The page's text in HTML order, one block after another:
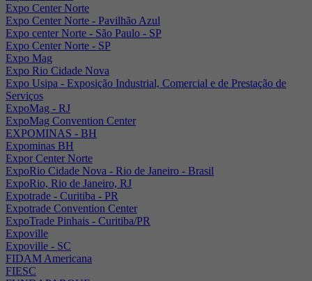
Expo Center Norte
Expo Center Norte - Pavilhão Azul
Expo center Norte - São Paulo - SP
Expo Center Norte - SP
Expo Mag
Expo Rio Cidade Nova
Expo Usipa - Exposição Industrial, Comercial e de Prestação de
Serviços
ExpoMag - RJ
ExpoMag Convention Center
EXPOMINAS - BH
Expominas BH
Expor Center Norte
ExpoRio Cidade Nova - Rio de Janeiro - Brasil
ExpoRio, Rio de Janeiro, RJ
Expotrade - Curitiba - PR
Expotrade Convention Center
ExpoTrade Pinhais - Curitiba/PR
Expoville
Expoville - SC
FIDAM Americana
FIESC